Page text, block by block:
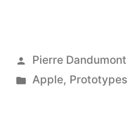
Publié
par
Pierre Dandumont
Publié
Apple, Prototypes